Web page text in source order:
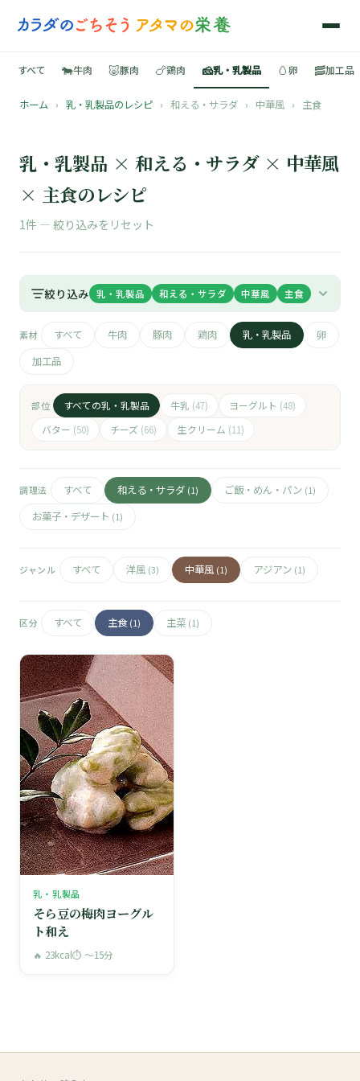
📚
🐷
🧀
🥚
すべて 🐄牛肉 🐷豚肉 🍗鶏肉 🧀乳・乳製品 🥚卵 🥓加工品
ホーム › 乳・乳製品のレシピ › 和える・サラダ › 中華風 › 主食
乳・乳製品 × 和える・サラダ × 中華風
× 主食のレシピ
1件 — 絞り込みをリセット
絞り込み 乳・乳製品 和える・サラダ 中華風 主食
素材 すべて 牛肉 豚肉 鶏肉 乳・乳製品
卵
加工品
部位 すべての乳・乳製品 牛乳 (47) ヨーグルト (48)
バター (50) チーズ (66) 生クリーム (11)
調理法 すべて 和える・サラダ (1) ご飯・めん・パン (1)
お菓子・デザート (1)
ジャンル すべて 洋風 (3) 中華風 (1) アジアン (1)
区分 すべて 主食 (1) 主菜 (1)
乳・乳製品
そら豆の梅肉ヨーグル
ト和え
🔥 23kcal⏱ 〜15分